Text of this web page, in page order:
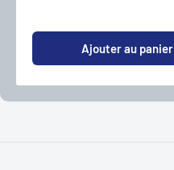
Ajouter au panier